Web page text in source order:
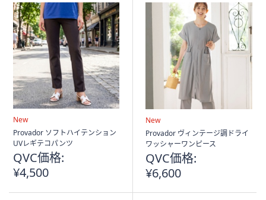
New
Provador ソフトハイテンション
UVレギテコパンツ
QVC価格:
¥4,500
New
Provador ヴィンテージ調ドライ
ワッシャーワンピース
QVC価格:
¥6,600